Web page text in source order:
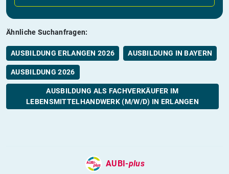
Ähnliche Suchanfragen:
AUSBILDUNG ERLANGEN 2026 AUSBILDUNG IN BAYERN
AUSBILDUNG 2026
AUSBILDUNG ALS FACHVERKÄUFER IM
LEBENSMITTELHANDWERK (M/W/D) IN ERLANGEN
AUBI-plus